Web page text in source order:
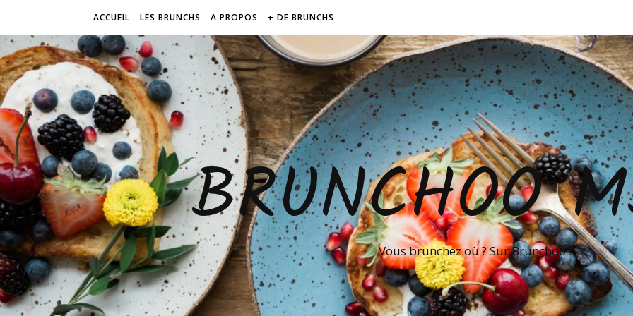
ACCUEIL LES BRUNCHS A PROPOS + DE BRUNCHS
BRUNCHOO
Vous brunchez où ? Sur Brunchoo !